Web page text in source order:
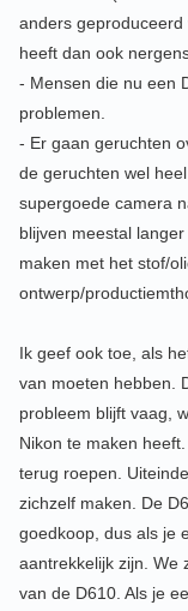
anders
heeft dan ook
- Mensen die nu een
problemen.
- Er gaan geruchten
de geruchten wel
supergoede camera
blijven meestal
maken met het stof/
ontwerp/
Ik geef ook toe, als
van moeten hebben.
probleem blijft vaag,
Nikon te maken
terug roepen.
zichzelf maken. De
goedkoop, dus als je
aantrekkelijk zijn. We
van de D610. Als je